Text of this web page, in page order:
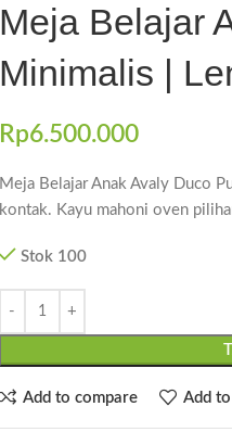
Meja Belajar
Minimalis |
Rp6.500.000
Meja Belajar Anak Avaly Duco
kontak. Kayu mahoni oven
Stok 100
Add to compare Add